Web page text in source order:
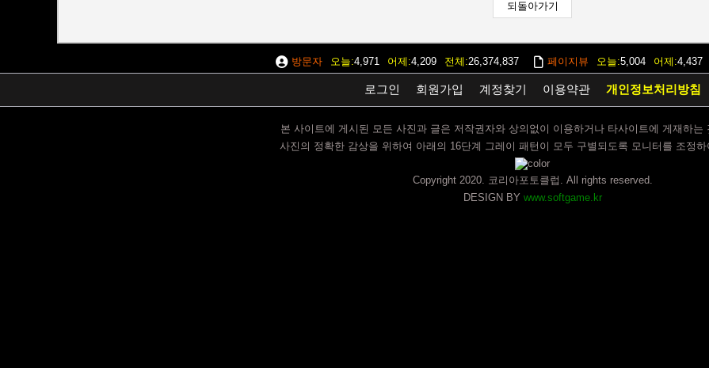
방문자 오늘 4,971 어제 4,209 전체 26,374,837 페이지뷰 오늘 5,004 어제 4,437
로그인 회원가입 계정찾기 이용약관 개인정보처리방침
본 사이트에 게시된 모든 사진과 글은 저작권자와 상의없이 이용하거나 타사이트에 게재하는
사진의 정확한 감상을 위하여 아래의 16단계 그레이 패턴이 모두 구별되도록 모니터를 조정
Copyright 2020. 코리아포토클럽. All rights reserved.
DESIGN BY www.softgame.kr